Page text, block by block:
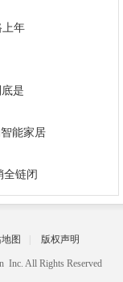
上年
是
能家居
全链闭
图 版权声明
Inc. All Rights Reserved